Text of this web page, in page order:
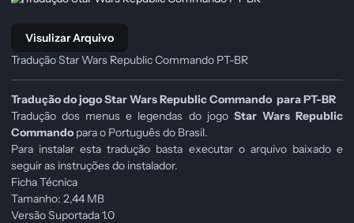
Visulizar Arquivo
Tradução Star Wars Republic Commando PT-BR
Tradução do jogo Star Wars Republic Commando para PT-BR
Tradução dos menus e legendas do jogo Star Wars Republic
Commando para o Português do Brasil.
Para instalar esta tradução basta executar o arquivo baixado e
seguir as instruções do instalador.
Ficha Técnica
Tamanho: 2,44 MB
Versão Suportada 1.0